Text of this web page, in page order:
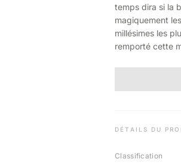
temps dira si la
magiquement
millésimes les
remporté cette
DÉTAILS DU
Classification